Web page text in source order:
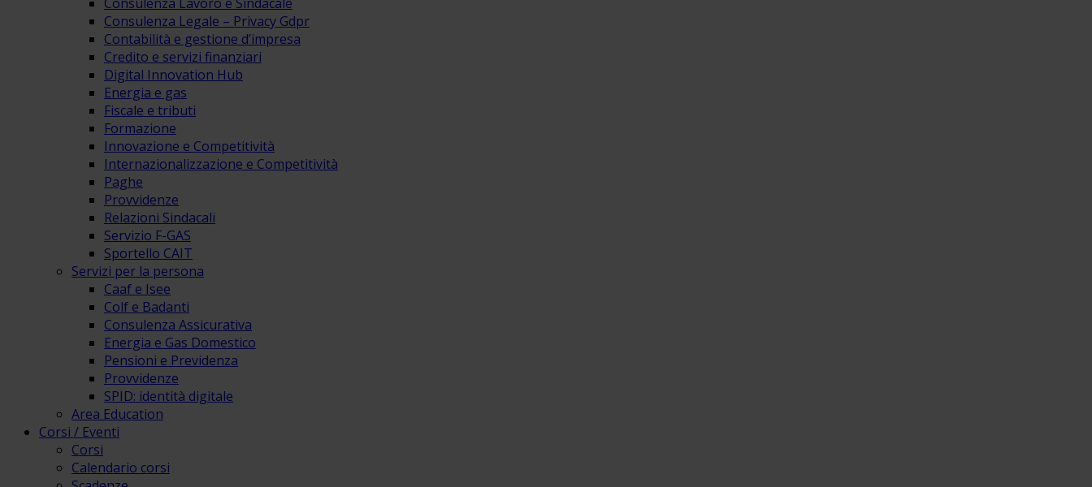
Consulenza Legale – Privacy Gdpr
Contabilità e gestione d’impresa
Credito e servizi finanziari
Digital Innovation Hub
Energia e gas
Fiscale e tributi
Formazione
Innovazione e Competitività
Internazionalizzazione e Competitività
Paghe
Provvidenze
Relazioni Sindacali
Servizio F-GAS
Sportello CAIT
Servizi per la persona
Caaf e Isee
Colf e Badanti
Consulenza Assicurativa
Energia e Gas Domestico
Pensioni e Previdenza
Provvidenze
SPID: identità digitale
Area Education
Corsi / Eventi
Corsi
Calendario corsi